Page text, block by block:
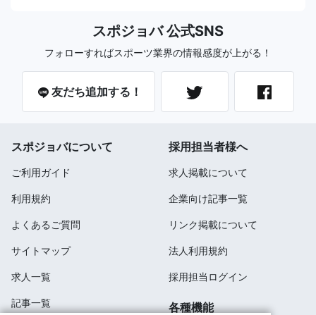
スポジョバ 公式SNS
フォローすればスポーツ業界の情報感度が上がる！
友だち追加する！
スポジョバについて
ご利用ガイド
利用規約
よくあるご質問
サイトマップ
求人一覧
記事一覧
採用担当者様へ
求人掲載について
企業向け記事一覧
リンク掲載について
法人利用規約
採用担当ログイン
各種機能